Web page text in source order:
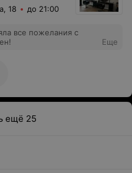
18 до 21:00
все пожелания с
Еще
ещё 25